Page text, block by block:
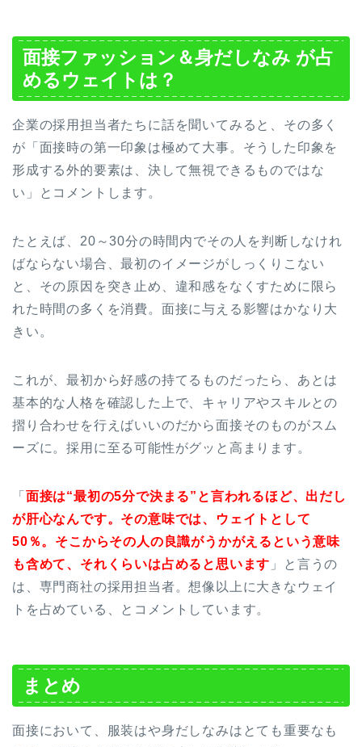
面接ファッション＆身だしなみ が占
めるウェイトは？
企業の採用担当者たちに話を聞いてみると、その多く
が「面接時の第一印象は極めて大事。そうした印象を
形成する外的要素は、決して無視できるものではな
い」とコメントします。
たとえば、20～30分の時間内でその人を判断しなけれ
ばならない場合、最初のイメージがしっくりこない
と、その原因を突き止め、違和感をなくすために限ら
れた時間の多くを消費。面接に与える影響はかなり大
きい。
これが、最初から好感の持てるものだったら、あとは
基本的な人格を確認した上で、キャリアやスキルとの
摺り合わせを行えばいいのだから面接そのものがスム
ーズに。採用に至る可能性がグッと高まります。
「 面接は“最初の5分で決まる”と言われるほど、出だし
が肝心なんです。その意味では、ウェイトとして
50％。そこからその人の良識がうかがえるという意味
も含めて、それくらいは占めると思います 」と言うの
は、専門商社の採用担当者。想像以上に大きなウェイ
トを占めている、とコメントしています。
まとめ
面接において、服装はや身だしなみはとても重要なも